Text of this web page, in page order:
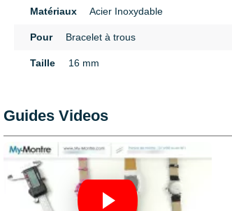
Matériaux Acier Inoxydable
Pour Bracelet à trous
Taille 16 mm
Guides Videos